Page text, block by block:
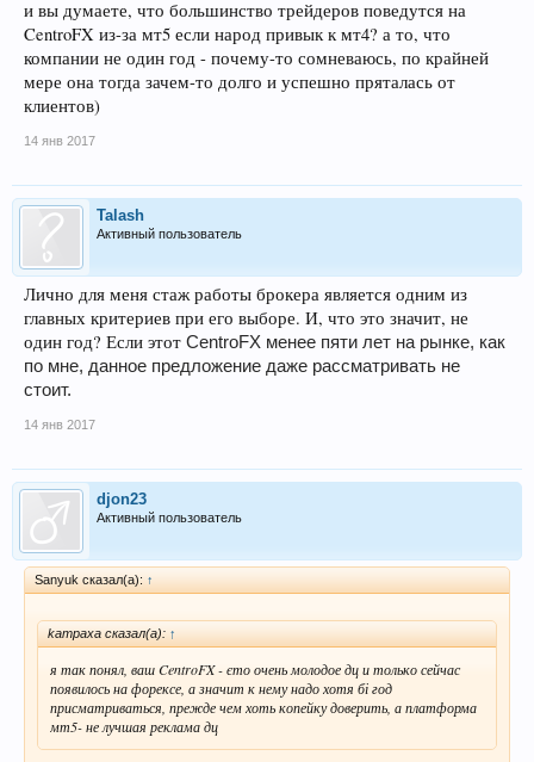
и вы думаете, что большинство трейдеров поведутся на
CentroFX из-за мт5 если народ привык к мт4? а то, что
компании не один год - почему-то сомневаюсь, по крайней
мере она тогда зачем-то долго и успешно пряталась от
клиентов)
14 янв 2017
Talash
Активный пользователь
Лично для меня стаж работы брокера является одним из
главных критериев при его выборе. И, что это значит, не
один год? Если этот CentroFX менее пяти лет на рынке, как
по мне, данное предложение даже рассматривать не
стоит.
14 янв 2017
djon23
Активный пользователь
Sanyuk сказал(а): ↑
kampaxa сказал(а): ↑
я так понял, ваш CentroFX - єто очень молодое дц и только сейчас
появилось на форексе, а значит к нему надо хотя бі год
присматриваться, прежде чем хоть копейку доверить, а платформа
мт5- не лучшая реклама дц